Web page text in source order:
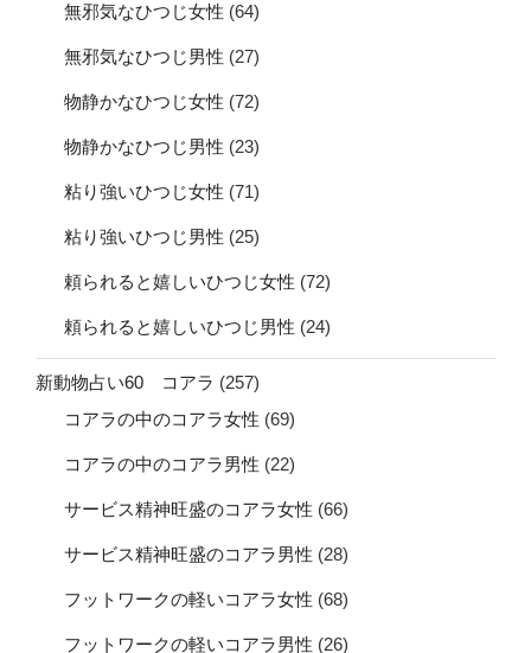
無邪気なひつじ女性 (64)
無邪気なひつじ男性 (27)
物静かなひつじ女性 (72)
物静かなひつじ男性 (23)
粘り強いひつじ女性 (71)
粘り強いひつじ男性 (25)
頼られると嬉しいひつじ女性 (72)
頼られると嬉しいひつじ男性 (24)
新動物占い60 コアラ (257)
コアラの中のコアラ女性 (69)
コアラの中のコアラ男性 (22)
サービス精神旺盛のコアラ女性 (66)
サービス精神旺盛のコアラ男性 (28)
フットワークの軽いコアラ女性 (68)
フットワークの軽いコアラ男性 (26)